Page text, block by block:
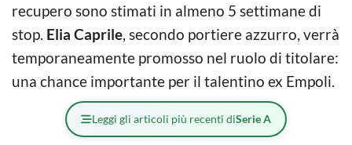
recupero sono stimati in almeno 5 settimane di
stop. Elia Caprile, secondo portiere azzurro, verrà
temporaneamente promosso nel ruolo di titolare:
una chance importante per il talentino ex Empoli.
Leggi gli articoli più recenti diSerie A